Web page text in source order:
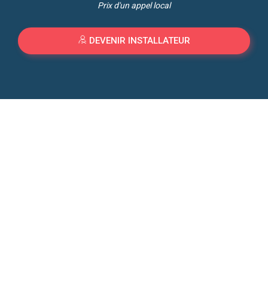
Prix d'un appel local
DEVENIR INSTALLATEUR